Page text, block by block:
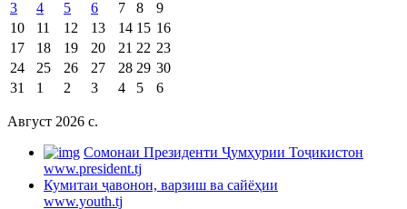
3
4 5 6 7 8
9
10
11 12 13 14 15 16
17
18 19 20 21 22 23
24
25 26 27 28 29 30
31
1 2 3 4 5 6
Август 2026 c.
Cомонаи Президенти Ҷумҳурии Тоҷикистон
www.president.tj
Кумитаи ҷавонон, варзиш ва сайёҳии
www.youth.tj